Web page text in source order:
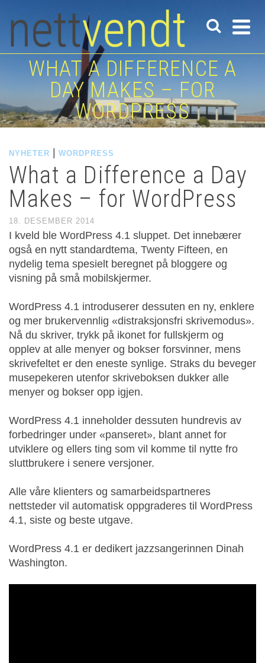
WHAT A DIFFERENCE A
DAY MAKES – FOR
WORDPRESS
NYHETER WORDPRESS
What a Difference a Day
Makes – for WordPress
18. DESEMBER 2014
I kveld ble WordPress 4.1 sluppet. Det innebærer
også en nytt standardtema, Twenty Fifteen, en
nydelig tema spesielt beregnet på bloggere og
visning på små mobilskjermer.
WordPress 4.1 introduserer dessuten en ny, enklere
og mer brukervennlig «distraksjonsfri skrivemodus».
Nå du skriver, trykk på ikonet for fullskjerm og
opplev at alle menyer og bokser forsvinner, mens
skrivefeltet er den eneste synlige. Straks du beveger
musepekeren utenfor skriveboksen dukker alle
menyer og bokser opp igjen.
WordPress 4.1 inneholder dessuten hundrevis av
forbedringer under «panseret», blant annet for
utviklere og ellers ting som vil komme til nytte fro
sluttbrukere i senere versjoner.
Alle våre klienters og samarbeidspartneres
nettsteder vil automatisk oppgraderes til WordPress
4.1, siste og beste utgave.
WordPress 4.1 er dedikert jazzsangerinnen Dinah
Washington.